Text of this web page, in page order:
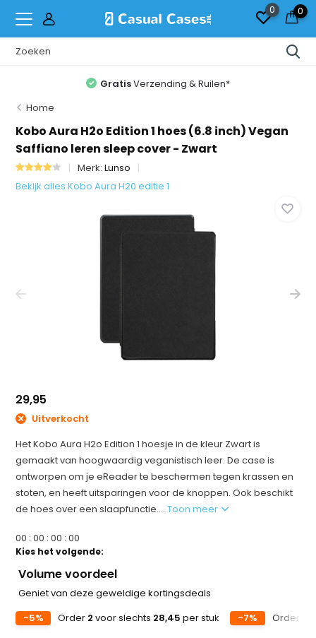
0 0
GratisVerzending & Ruilen*
Home
Kobo Aura H2o Edition 1 hoes (6.8 inch) Vegan
Saffiano leren sleep cover - Zwart
Merk:Lunso
Bekijk alles Kobo Aura H20 editie 1
29,95
Uitverkocht
Het Kobo Aura H2o Edition 1 hoesje in de kleur Zwart is
gemaakt van hoogwaardig veganistisch leer. De case is
ontworpen om je eReader te beschermen tegen krassen en
stoten, en heeft uitsparingen voor de knoppen. Ook beschikt
de hoes over een slaapfunctie....Toon meer
00 :00 :00 :00
Kies het volgende:
Volume voordeel
Geniet van deze geweldige kortingsdeals
-5%
Order 2 voor slechts 28,45 per stuk -7% Order